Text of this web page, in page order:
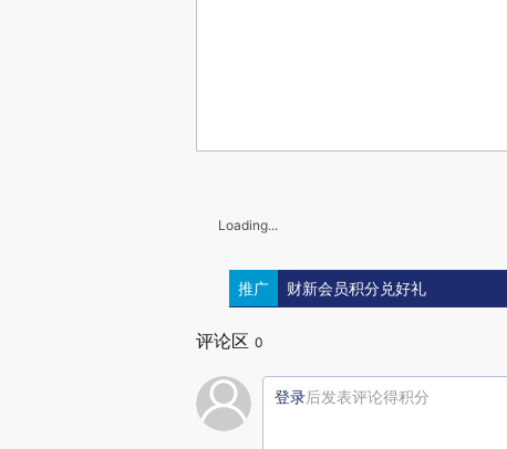
Loading...
推广 财新会员积分兑好礼
评论区 0
登录后发表评论得积分